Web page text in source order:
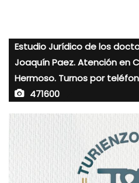
Estudio Jurídico de los
Joaquín Paez. Atención en
Hermoso. Turnos por
471600